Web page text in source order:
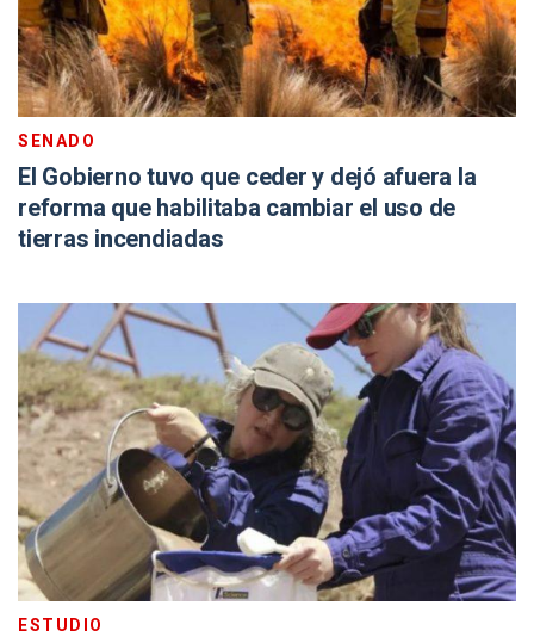
SENADO
El Gobierno tuvo que ceder y dejó afuera la
reforma que habilitaba cambiar el uso de
tierras incendiadas
ESTUDIO